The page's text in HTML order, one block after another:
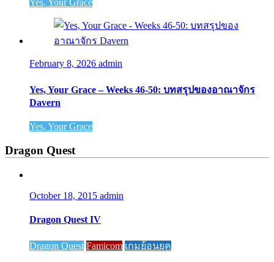
February 8, 2026 admin
Yes, Your Grace – Weeks 46-50: บทสรุปของอาณาจักร
Davern
Yes, Your Grace
Dragon Quest
October 18, 2015 admin
Dragon Quest IV
Dragon Quest Famicom เกมย้อนยุค